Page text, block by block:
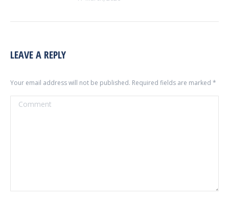
LEAVE A REPLY
Your email address will not be published. Required fields are marked *
Comment